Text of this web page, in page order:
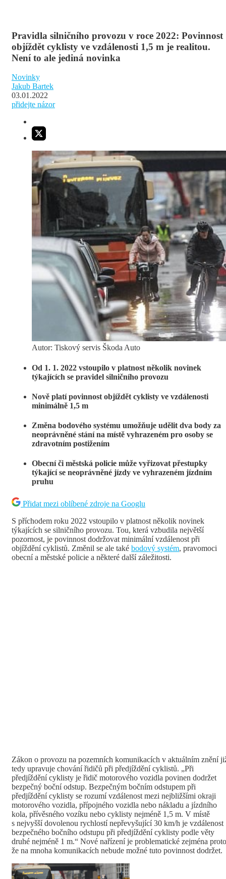
Pravidla silničního provozu v roce 2022: Povinnost
objíždět cyklisty ve vzdálenosti 1,5 m je realitou.
Není to ale jediná novinka
Novinky
Jakub Bartek
03.01.2022
přidejte názor
Autor: Tiskový servis Škoda Auto
Od 1. 1. 2022 vstoupilo v platnost několik novinek
týkajících se pravidel silničního provozu
Nově platí povinnost objíždět cyklisty ve vzdálenosti
minimálně 1,5 m
Změna bodového systému umožňuje udělit dva body za
neoprávněné stání na místě vyhrazeném pro osoby se
zdravotním postižením
Obecní či městská policie může vyřizovat přestupky
týkající se neoprávněné jízdy ve vyhrazeném jízdním
pruhu
Přidat mezi oblíbené zdroje na Googlu
S příchodem roku 2022 vstoupilo v platnost několik novinek
týkajících se silničního provozu. Tou, která vzbudila největší
pozornost, je povinnost dodržovat minimální vzdálenost při
objíždění cyklistů. Změnil se ale také bodový systém, pravomoci
obecní a městské policie a některé další záležitosti.
Zákon o provozu na pozemních komunikacích v aktuálním znění
tedy upravuje chování řidičů při předjíždění cyklistů. „Při
předjíždění cyklisty je řidič motorového vozidla povinen dodržet
bezpečný boční odstup. Bezpečným bočním odstupem při
předjíždění cyklisty se rozumí vzdálenost mezi nejbližšími okraji
motorového vozidla, přípojného vozidla nebo nákladu a jízdního
kola, přívěsného vozíku nebo cyklisty nejméně 1,5 m. V místě
s nejvyšší dovolenou rychlostí nepřevyšující 30 km/h je vzdálenost
bezpečného bočního odstupu při předjíždění cyklisty podle věty
druhé nejméně 1 m.“ Nové nařízení je problematické zejména
že na mnoha komunikacích nebude možné tuto povinnost dodržet.